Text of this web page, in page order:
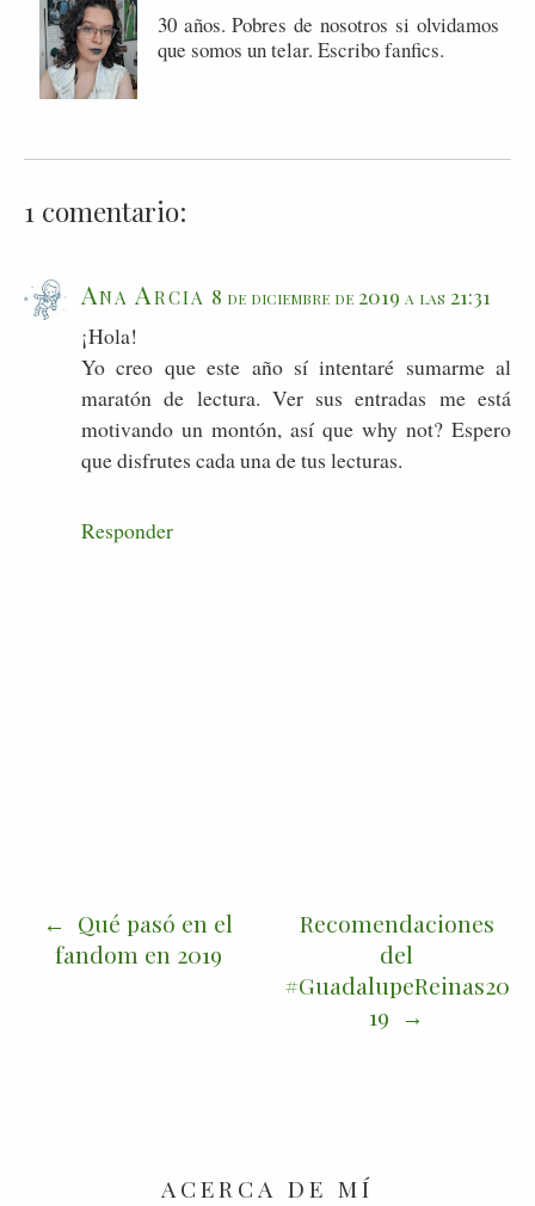
30 años. Pobres de nosotros si olvidamos
que somos un telar. Escribo fanfics.
1 comentario:
Ana Arcia 8 de diciembre de 2019 a las 21:31
¡Hola!
Yo creo que este año sí intentaré sumarme al
maratón de lectura. Ver sus entradas me está
motivando un montón, así que why not? Espero
que disfrutes cada una de tus lecturas.
Responder
Qué pasó en el
fandom en 2019
Recomendaciones
del
#GuadalupeReinas20
19
ACERCA DE MÍ